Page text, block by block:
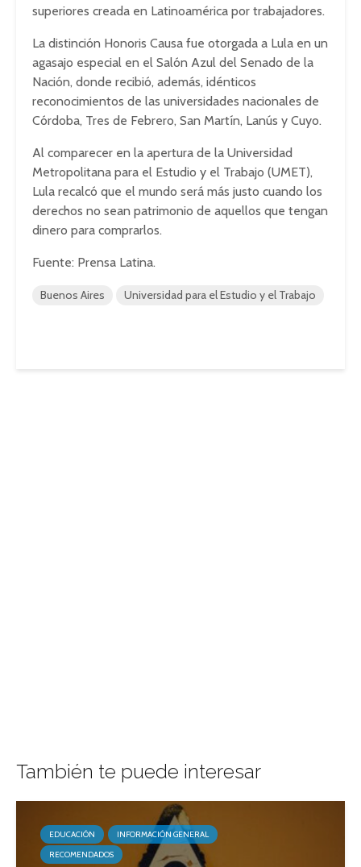
superiores creada en Latinoamérica por trabajadores.
La distinción Honoris Causa fue otorgada a Lula en un
agasajo especial en el Salón Azul del Senado de la
Nación, donde recibió, además, idénticos
reconocimientos de las universidades nacionales de
Córdoba, Tres de Febrero, San Martín, Lanús y Cuyo.
Al comparecer en la apertura de la Universidad
Metropolitana para el Estudio y el Trabajo (UMET),
Lula recalcó que el mundo será más justo cuando los
derechos no sean patrimonio de aquellos que tengan
dinero para comprarlos.
Fuente: Prensa Latina.
Buenos Aires Universidad para el Estudio y el Trabajo
También te puede interesar
EDUCACIÓN
INFORMACIÓN GENERAL
RECOMENDADOS